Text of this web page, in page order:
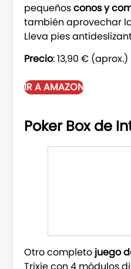
pequeñosconos y
también aprovechar
Lleva pies
Precio: 13,90 € (aprox.)
IR A AMAZON
Poker Box de
Otro completo juego